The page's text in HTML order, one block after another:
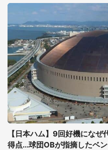
【日本ハム】9回好機にな
得点...球団OBが指摘したベン